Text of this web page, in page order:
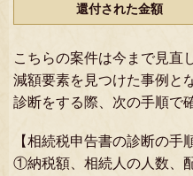
還付された金額
こちらの案件は今まで見直
減額要素を見つけた事例と
診断をする際、次の手順で
【相続税申告書の診断の手
①納税額、相続人の人数、